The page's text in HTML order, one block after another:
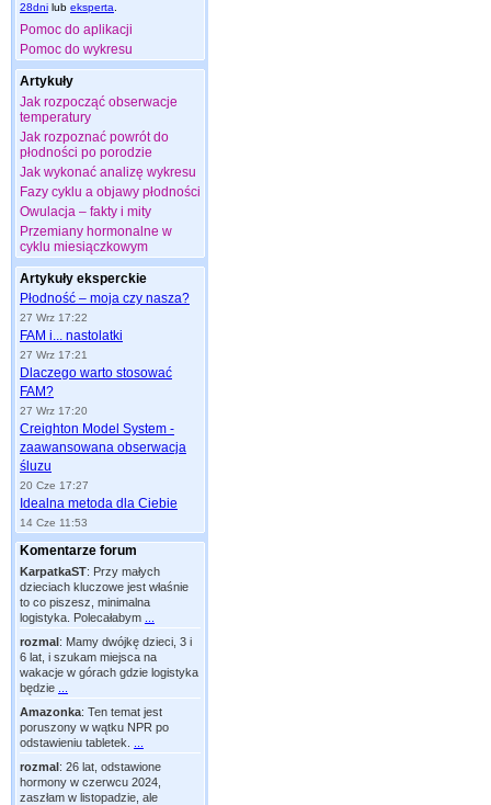
28dni lub eksperta
Pomoc do aplikacji
Pomoc do wykresu
Artykuły
Jak rozpocząć obserwacje
temperatury
Jak rozpoznać powrót do
płodności po porodzie
Jak wykonać analizę wykresu
Fazy cyklu a objawy płodności
Owulacja – fakty i mity
Przemiany hormonalne w
cyklu miesiączkowym
Artykuły eksperckie
Płodność – moja czy nasza?
27 Wrz 17:22
FAM i... nastolatki
27 Wrz 17:21
Dlaczego warto stosować
FAM?
27 Wrz 17:20
Creighton Model System -
zaawansowana obserwacja
śluzu
20 Cze 17:27
Idealna metoda dla Ciebie
14 Cze 11:53
Komentarze forum
KarpatkaST: Przy małych
dzieciach kluczowe jest właśnie
to co piszesz, minimalna
logistyka. Polecałabym
rozmal: Mamy dwójkę dzieci, 3 i
6 lat, i szukam miejsca na
wakacje w górach gdzie logistyka
będzie
Amazonka: Ten temat jest
poruszony w wątku NPR po
odstawieniu tabletek.
rozmal: 26 lat, odstawione
hormony w czerwcu 2024,
zaszłam w listopadzie, ale